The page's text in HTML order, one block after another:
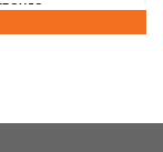
Анастасия